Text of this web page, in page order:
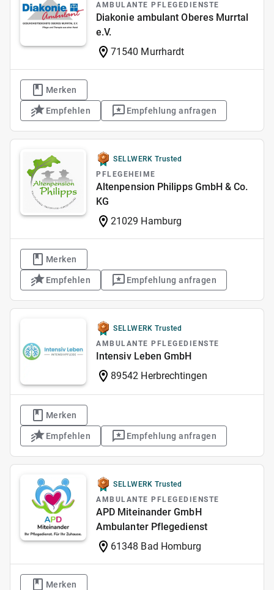
AMBULANTE PFLEGEDIENSTE
Diakonie ambulant Oberes Murrtal
e.V.
71540 Murrhardt
Merken
Empfehlen Empfehlung anfragen
SELLWERK Trusted
PFLEGEHEIME
Altenpension Philipps GmbH & Co.
KG
21029 Hamburg
Merken
Empfehlen Empfehlung anfragen
SELLWERK Trusted
AMBULANTE PFLEGEDIENSTE
Intensiv Leben GmbH
89542 Herbrechtingen
Merken
Empfehlen Empfehlung anfragen
SELLWERK Trusted
AMBULANTE PFLEGEDIENSTE
APD Miteinander GmbH
Ambulanter Pflegedienst
61348 Bad Homburg
Merken